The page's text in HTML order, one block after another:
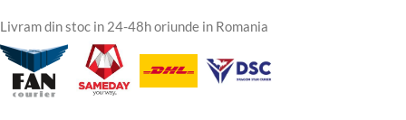
Livram din stoc in 24-48h oriunde in Romania